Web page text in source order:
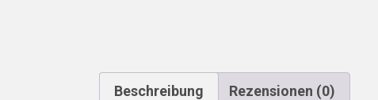
Beschreibung Rezensionen (0)